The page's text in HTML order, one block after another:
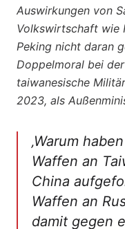
Auswirkungen von
Volkswirtschaft wie
Peking nicht daran
Doppelmoral bei
taiwanesische
2023, als
‚Warum
Waffen an
China
Waffen an
damit gegen